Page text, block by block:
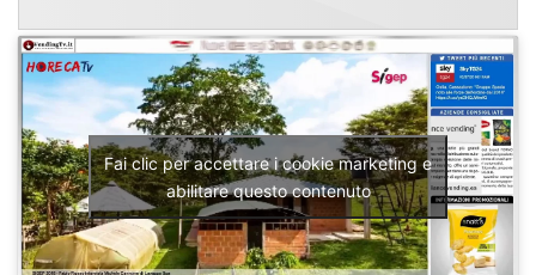
Fai clic per accettare i cookie marketing e
abilitare questo contenuto